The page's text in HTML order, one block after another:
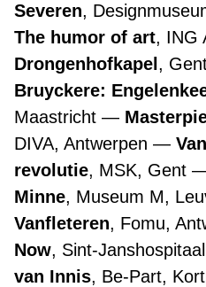
Severen,
The humor of art, ING
Drongenhofkapel ,
Bruyckere:
Maastricht
DIVA, Antwerpen
revolutie, MSK, Gent
Minne, Museum M,
Vanfleteren, Fomu,
Now, Sint-
van Innis, Be-Part,